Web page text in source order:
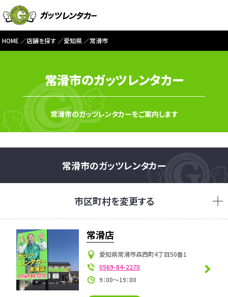
HOME 店舗を探す 愛知県 常滑市
常滑市のガッツレンタカー
常滑市のガッツレンタカーをご案内します
常滑市のガッツレンタカー
市区町村を変更する
常滑店
愛知県常滑市森西町4丁目50番1
0569-84-2270
9：00～19：00